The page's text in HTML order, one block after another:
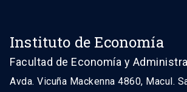
Instituto de Economía
Facultad de Economía y
Avda. Vicuña Mackenna 4860, Macul.